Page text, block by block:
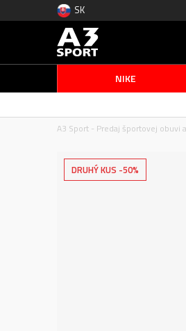
SK
NIKE
A3 Sport - Predaj športovej obuvi
DRUHÝ KUS -50%